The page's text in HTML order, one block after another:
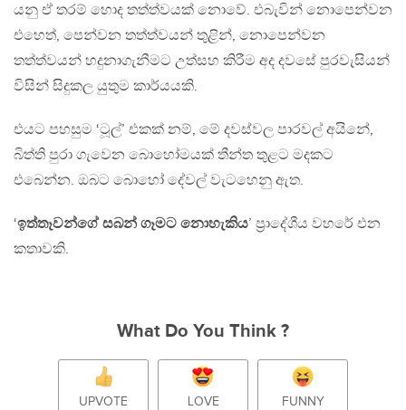
යනු ඒ තරම් හොද තත්ත්වයක් නොවේ. එබැවින් නොපෙන්වන
එහෙත්, පෙන්වන තත්ත්වයන් තුළින්, නොපෙන්වන
තත්ත්වයන් හදුනාගැනීමට උත්සහ කිරීම අද දවසේ පුරවැසියන්
විසින් සිදුකල යුතුම කාර්යයකි.
එයට පහසුම ‘ටූල්’ එකක් නම්, මේ දවස්වල පාරවල් අයිනේ,
බිත්ති පුරා ගැවෙන බොහෝමයක් තීන්ත තුළට මදකට
එබෙන්න. ඔබට බොහෝ දේවල් වැටහෙනු ඇත.
‘ඉත්තෑවන්ගේ සබන් ගෑමට නොහැකිය’ ප්‍රාදේශීය වහරේ එන
කතාවකි.
What Do You Think ?
UPVOTE LOVE FUNNY